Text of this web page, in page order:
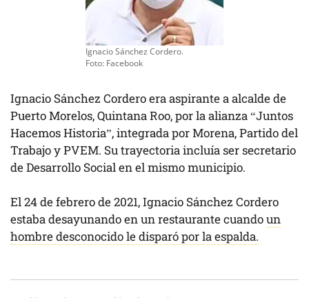
Ignacio Sánchez Cordero.
Foto: Facebook
Ignacio Sánchez Cordero era aspirante a alcalde de
Puerto Morelos, Quintana Roo, por la alianza “Juntos
Hacemos Historia”, integrada por Morena, Partido del
Trabajo y PVEM. Su trayectoria incluía ser secretario
de Desarrollo Social en el mismo municipio.
El 24 de febrero de 2021, Ignacio Sánchez Cordero
estaba desayunando en un restaurante cuandoun
hombre desconocido le disparó por la espalda.